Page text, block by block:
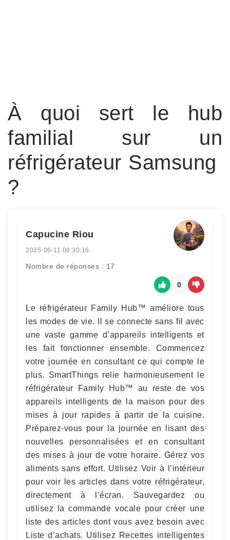
À quoi sert le hub
familial sur un
réfrigérateur Samsung
?
Capucine Riou
2025-06-11 08:30:16
Nombre de réponses : 17
0
Le réfrigérateur Family Hub™ améliore tous
les modes de vie. Il se connecte sans fil avec
une vaste gamme d’appareils intelligents et
les fait fonctionner ensemble. Commencez
votre journée en consultant ce qui compte le
plus. SmartThings relie harmonieusement le
réfrigérateur Family Hub™ au reste de vos
appareils intelligents de la maison pour des
mises à jour rapides à partir de la cuisine.
Préparez-vous pour la journée en lisant des
nouvelles personnalisées et en consultant
des mises à jour de votre horaire. Gérez vos
aliments sans effort. Utilisez Voir à l’intérieur
pour voir les articles dans votre réfrigérateur,
directement à l’écran. Sauvegardez ou
utilisez la commande vocale pour créer une
liste des articles dont vous avez besoin avec
Liste d’achats. Utilisez Recettes intelligentes